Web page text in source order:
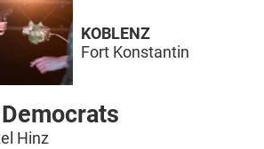
Hinz
KOBLENZ
Fort Konstantin